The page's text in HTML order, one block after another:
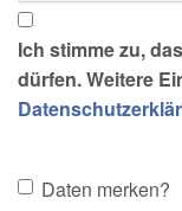
Ich stimme zu,
dürfen. Weitere
Daten merken?